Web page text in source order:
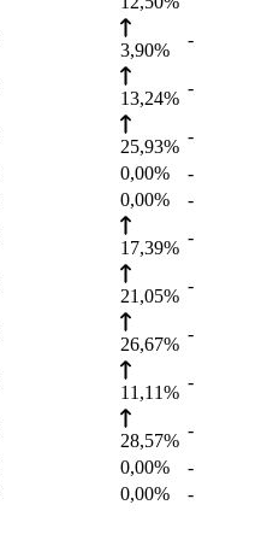
3,90%
-
13,24%
-
25,93%
-
0,00%
-
0,00%
-
17,39%
-
21,05%
-
26,67%
-
11,11%
-
28,57%
-
0,00%
-
0,00% -